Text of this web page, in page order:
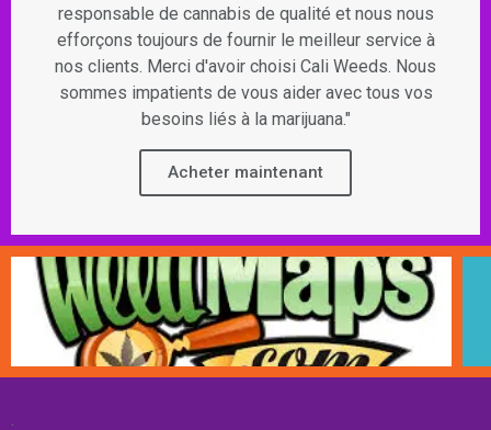
responsable de cannabis de qualité et nous nous
efforçons toujours de fournir le meilleur service à
nos clients. Merci d'avoir choisi Cali Weeds. Nous
sommes impatients de vous aider avec tous vos
besoins liés à la marijuana."
Acheter maintenant
.